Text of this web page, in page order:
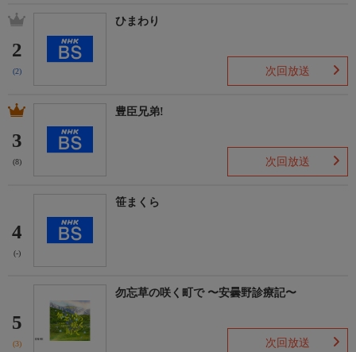
2
(2)
ひまわり
次回放送
3
(8)
豊臣兄弟!
次回放送
4
(-)
笹まくら
5
(3)
勿忘草の咲く町で 〜安曇野診療記〜
次回放送